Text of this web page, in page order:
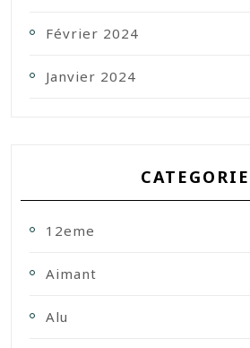
Février 2024
Janvier 2024
12eme
Aimant
Alu